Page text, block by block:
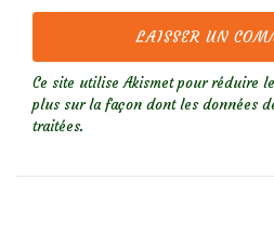
Ce site utilise Akismet pour réduire
plus sur la façon dont les données
traitées.